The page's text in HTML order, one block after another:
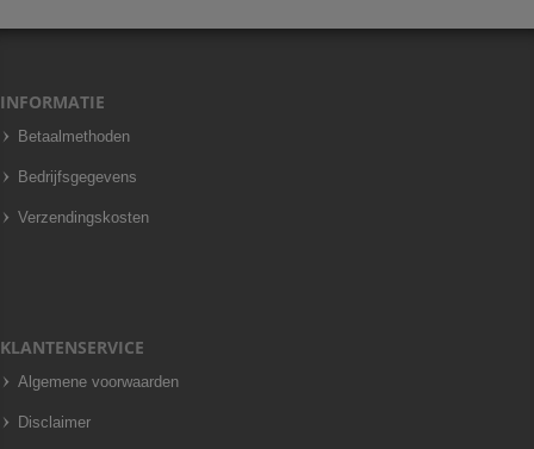
INFORMATIE
Betaalmethoden
Bedrijfsgegevens
Verzendingskosten
KLANTENSERVICE
Algemene voorwaarden
Disclaimer